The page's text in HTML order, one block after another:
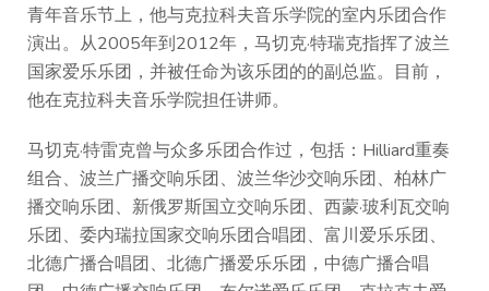
青年音乐节上，他与克拉科夫音乐学院的室内乐团合作
演出。从2005年到2012年，马切克·特瑞克指挥了波兰
国家爱乐乐团，并被任命为该乐团的的副总监。目前，
他在克拉科夫音乐学院担任讲师。
马切克·特雷克曾与众多乐团合作过，包括：Hilliard重奏
组合、波兰广播交响乐团、波兰华沙交响乐团、柏林广
播交响乐团、新俄罗斯国立交响乐团、西蒙·玻利瓦交响
乐团、委内瑞拉国家交响乐团合唱团、富川爱乐乐团、
北德广播合唱团、北德广播爱乐乐团，中德广播合唱